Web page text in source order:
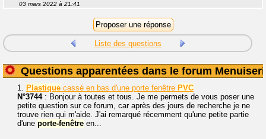
03 mars 2022 à 21:41
Liste des questions
Questions apparentées dans le forum
1. Plastique cassé en bas d'une porte fenêtre PVC
N°3744: Bonjour à toutes et tous. Je me permets de vous poser une
petite question sur ce forum, car après des jours de recherche je ne
trouve rien qui m'aide. J'ai remarqué récemment qu'une petite partie
d'une porte-fenêtre en...